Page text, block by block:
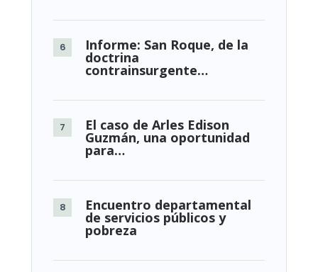
Informe: San Roque, de la
doctrina
contrainsurgente…
El caso de Arles Edison
Guzmán, una oportunidad
para…
Encuentro departamental
de servicios públicos y
pobreza